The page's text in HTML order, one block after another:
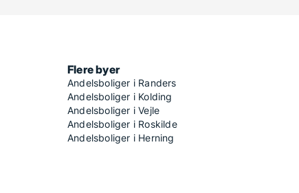
Flere byer
Andelsboliger i Randers
Andelsboliger i Kolding
Andelsboliger i Vejle
Andelsboliger i Roskilde
Andelsboliger i Herning